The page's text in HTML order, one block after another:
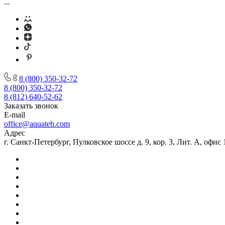
...
8 (800) 350-32-72
8 (800) 350-32-72
8 (812) 640-52-62
Заказать звонок
E-mail
office@aquateh.com
Адрес
г. Санкт-Петербург, Пулковское шоссе д. 9, кор. 3, Лит. А, офис